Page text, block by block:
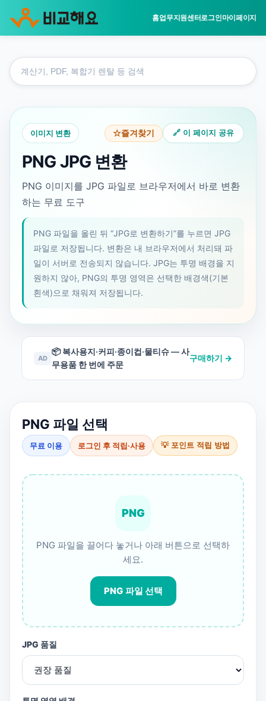
홈업무지원센터로그인마이페이지
업무지원센터
이미지 변환
PNG JPG 변환
구
검
이미지 변환 ☆즐겨찾기 🔗 이 페이지 공유
PNG JPG 변환
PNG 이미지를 JPG 파일로 브라우저에서 바로 변환
하는 무료 도구
PNG 파일을 올린 뒤 “JPG로 변환하기”를 누르면 JPG
파일로 저장됩니다. 변환은 내 브라우저에서 처리돼 파
일이 서버로 전송되지 않습니다. JPG는 투명 배경을 지
원하지 않아, PNG의 투명 영역은 선택한 배경색(기본
흰색)으로 채워져 저장됩니다.
AD
📦 복사용지·커피·종이컵·물티슈 — 사
무용품 한 번에 주문
구매하기 →
PNG 파일 선택
무료 이용 로그인 후 적립·사용 💡 포인트 적립 방법
PNG
PNG 파일을 끌어다 놓거나 아래 버튼으로 선택하
세요.
PNG 파일 선택
JPG 품질